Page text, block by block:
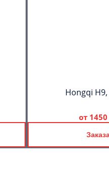
Hongqi H9,
от